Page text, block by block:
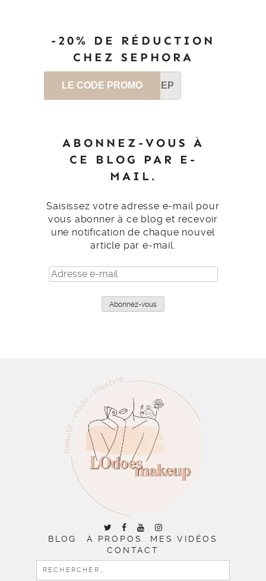
-20% DE RÉDUCTION
CHEZ SEPHORA
LE CODE PROMO SEP
ABONNEZ-VOUS À
CE BLOG PAR E-
MAIL.
Saisissez votre adresse e-mail pour
vous abonner à ce blog et recevoir
une notification de chaque nouvel
article par e-mail.
Adresse
e-
Abonnez-vous
BLOG À PROPOS
MES VIDÉOS
CONTACT
RECHERCHER :